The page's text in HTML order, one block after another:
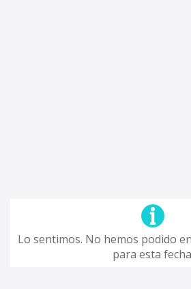
Lo sentimos. No hemos podido
para esta